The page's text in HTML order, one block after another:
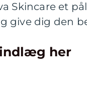
Skincare et
give dig den
her